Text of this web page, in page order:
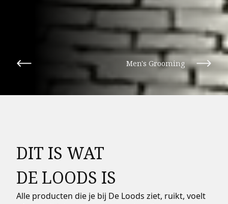
Men's Grooming
DIT IS WAT
DE LOODS IS
Alle producten die je bij De Loods ziet, ruikt, voelt